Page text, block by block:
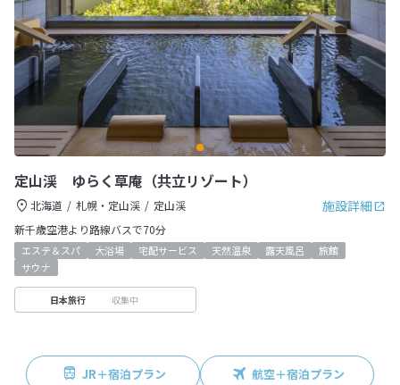
定山渓 ゆらく草庵（共立リゾート）
施設詳細
北海道 札幌・定山渓
定山渓
新千歳空港より路線バスで70分
エステ＆スパ 大浴場 宅配サービス 天然温泉 露天風呂
旅館
サウナ
日本旅行 収集中
JR＋宿泊プラン 航空＋宿泊プラン